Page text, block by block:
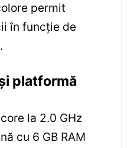
permit
în funcție de
platformă
la 2.0 GHz
cu 6 GB RAM